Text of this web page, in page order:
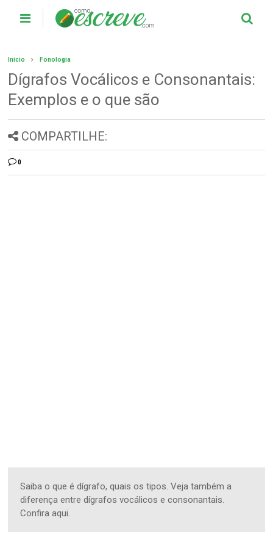
Início Fonologia
Dígrafos Vocálicos e Consonantais:
Exemplos e o que são
COMPARTILHE:
0
Saiba o que é dígrafo, quais os tipos. Veja também a
diferença entre dígrafos vocálicos e consonantais.
Confira aqui.